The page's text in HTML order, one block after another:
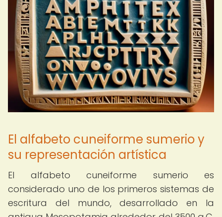
El alfabeto cuneiforme sumerio y
su representación artística
El alfabeto cuneiforme sumerio es
considerado uno de los primeros sistemas de
escritura del mundo, desarrollado en la